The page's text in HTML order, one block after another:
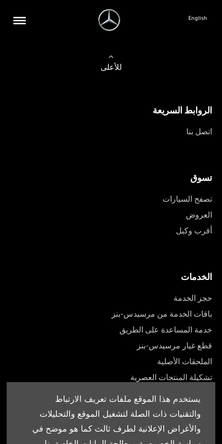
يستخدم هذا الموقع ملفات تعريف الارتباط
والتقنيات ذات الصلة لتشغيل الموقع والتحليلات
والأغراض الإعلانية لطرف ثالث كما هو موضح في
English
للأعلى
الروابط السريعة
اتصل بنا
تسوق
تصفح السيارات
العروض
أقرب وكيل
الخدمات
حجز الخدمة
باقات الخدمة من مرسيدس-بنز
خدمة المساعدة على الطريق
قطع غيار مرسيدس-بنز
الملحقات الأصلية
تشكيلة المنتجات العصرية